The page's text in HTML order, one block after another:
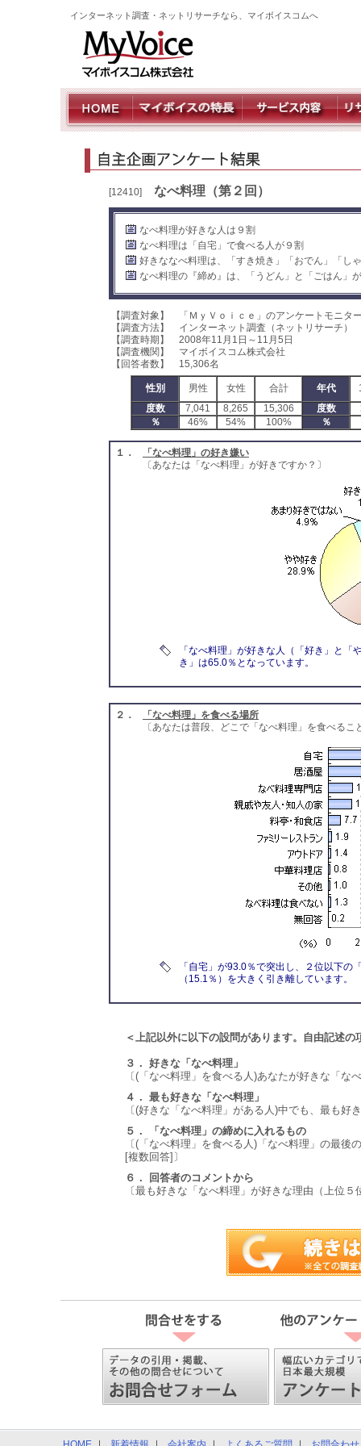
インターネット調査・ネットリサーチなら、マイボイスコムへ
[12410] なべ料理（第２回）
なべ料理が好きな人は９割
なべ料理は「自宅」で食べる人が９割
好きななべ料理は、「すき焼き」「おでん」「し
なべ料理の『締め』は、「うどん」と「ごはん」
【調査対象】 「ＭｙＶｏｉｃｅ」のアンケートモニタ
【調査方法】 インターネット調査（ネットリサーチ）
【調査時期】 2008年11月1日～11月5日
【調査機関】 マイボイスコム株式会社
【回答者数】 15,306名
性別 男性 女性 合計 年代
度数
7,041 8,265 15,306 度数
％
46% 54% 100% ％
１．
「なべ料理」の好き嫌い
〔あなたは「なべ料理」が好きですか？〕
「なべ料理」が好きな人（「好き」と
き」は65.0％となっています。
２．
「なべ料理」を食べる場所
〔あなたは普段、どこで「なべ料理」を食べる
「自宅」が93.0％で突出し、２位以下
（15.1％）を大きく引き離しています。
＜上記以外に以下の設問があります。自由記述の
３． 好きな「なべ料理」
〔(「なべ料理」を食べる人)あなたが好きな「な
４． 最も好きな「なべ料理」
〔(好きな「なべ料理」がある人)中でも、最も好
５． 「なべ料理」の締めに入れるもの
〔(「なべ料理」を食べる人)「なべ料理」の最
[複数回答]〕
６． 回答者のコメントから
〔最も好きな「なべ料理」が好きな理由（上位